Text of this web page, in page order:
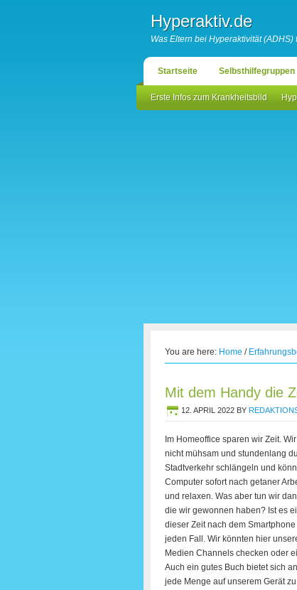
Hyperaktiv.de
Was Eltern bei Hyperaktivität (ADHS)
Startseite Selbsthilfegruppen
Erste Infos zum Krankheitsbild
You are here: Home /
Mit dem Handy die
12. APRIL 2022 BY
Im Homeoffice sparen wir Zeit.
nicht mühsam und stundenlang
Stadtverkehr schlängeln und
Computer sofort nach getaner
und relaxen. Was aber tun wir
die wir gewonnen haben? Ist es
dieser Zeit nach dem
jeden Fall. Wir könnten hier
Medien Channels checken oder
Auch ein gutes Buch bietet sich
jede Menge auf unserem Gerät